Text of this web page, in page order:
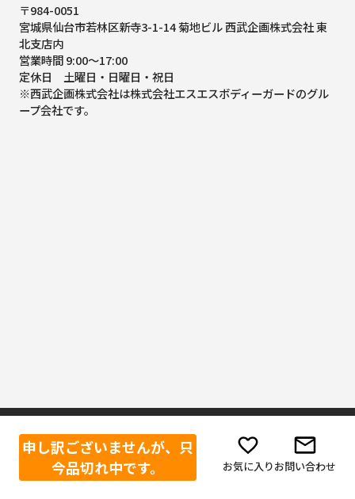
申し訳ございませんが、只
今品切れ中です。
お気に入りお問い合わせ
〒984-0051
宮城県仙台市若林区新寺3-1-14 菊地ビル 西武企画株式会社 東
北支店内
営業時間 9:00～17:00
定休日 土曜日・日曜日・祝日
※西武企画株式会社は株式会社エスエスボディーガードのグル
ープ会社です。
ご利用ガイド ボディーガード公式SNS